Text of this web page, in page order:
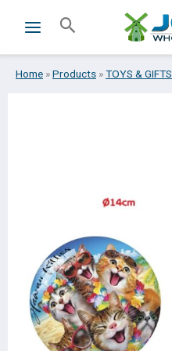
Search
Home »Products »TOYS & GIFTS